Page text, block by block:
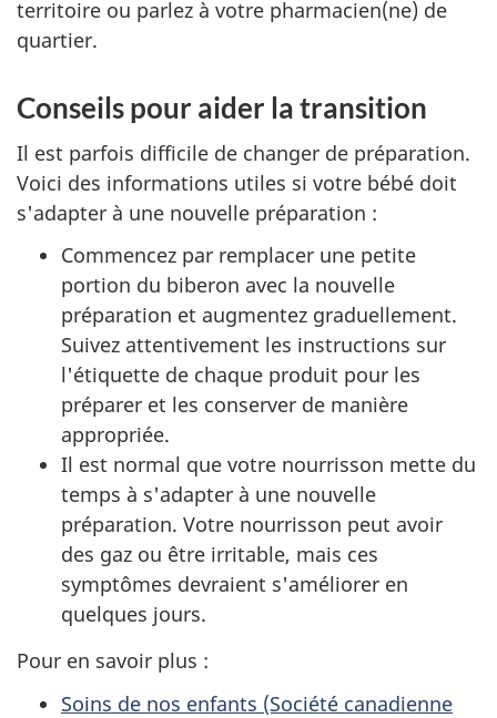
territoire ou parlez à votre pharmacien(ne) de
quartier.
Conseils pour aider la transition
Il est parfois difficile de changer de préparation.
Voici des informations utiles si votre bébé doit
s'adapter à une nouvelle préparation :
Commencez par remplacer une petite
portion du biberon avec la nouvelle
préparation et augmentez graduellement.
Suivez attentivement les instructions sur
l'étiquette de chaque produit pour les
préparer et les conserver de manière
appropriée.
Il est normal que votre nourrisson mette du
temps à s'adapter à une nouvelle
préparation. Votre nourrisson peut avoir
des gaz ou être irritable, mais ces
symptômes devraient s'améliorer en
quelques jours.
Pour en savoir plus :
Soins de nos enfants (Société canadienne